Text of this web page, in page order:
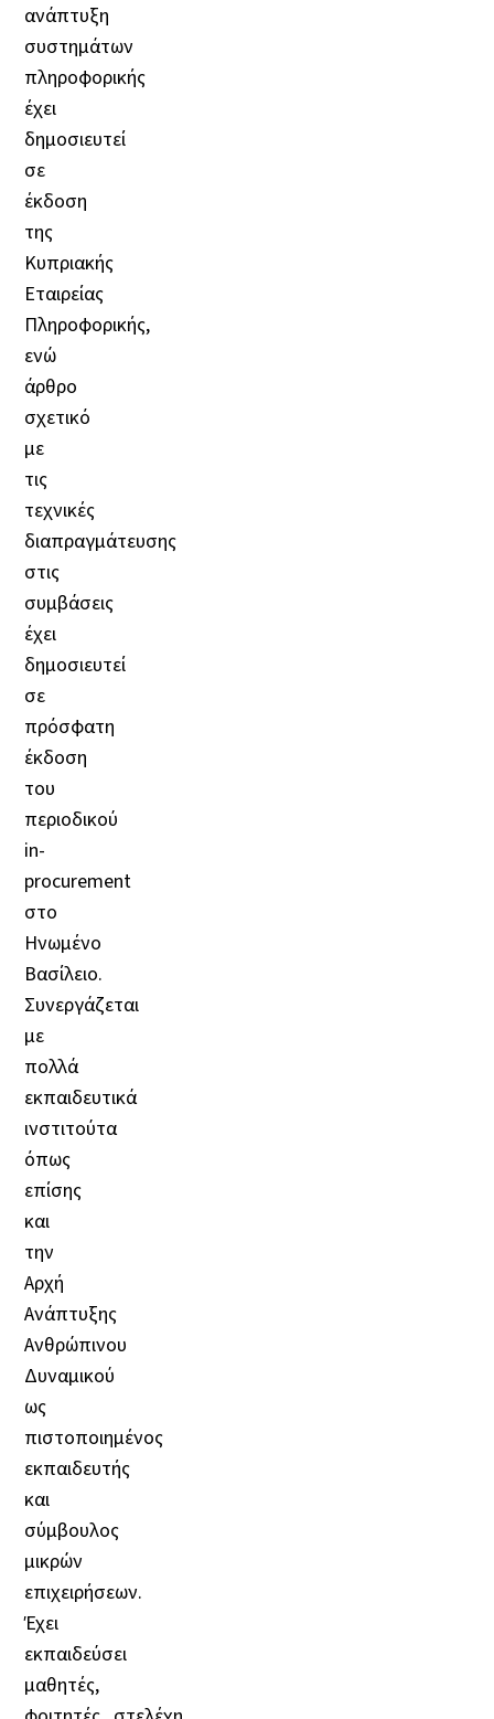
ανάπτυξη
συστημάτων
πληροφορικής
έχει
δημοσιευτεί
σε
έκδοση
της
Κυπριακής
Εταιρείας
Πληροφορικής,
ενώ
άρθρο
σχετικό
με
τις
τεχνικές
διαπραγμάτευσης
στις
συμβάσεις
έχει
δημοσιευτεί
σε
πρόσφατη
έκδοση
του
περιοδικού
in-
procurement
στο
Ηνωμένο
Βασίλειο.
Συνεργάζεται
με
πολλά
εκπαιδευτικά
ινστιτούτα
όπως
επίσης
και
την
Αρχή
Ανάπτυξης
Ανθρώπινου
Δυναμικού
ως
πιστοποιημένος
εκπαιδευτής
και
σύμβουλος
μικρών
επιχειρήσεων.
Έχει
εκπαιδεύσει
μαθητές,